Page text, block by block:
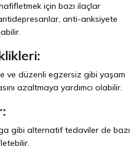
için bazı ilaçlar
anti-anksiyete
ve düzenli egzersiz gibi yaşam
azaltmaya yardımcı olabilir.
gibi alternatif tedaviler de bazı